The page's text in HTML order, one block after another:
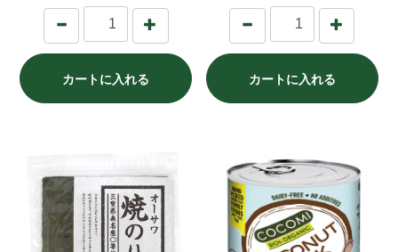
カートに入れる カートに入れる